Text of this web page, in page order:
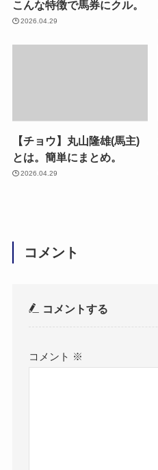
こんな特徴で馬券にクル。
2026.04.29
【チョウ】丸山隆雄(馬主)
とは。簡単にまとめ。
2026.04.29
コメント
コメントする
コメント ※